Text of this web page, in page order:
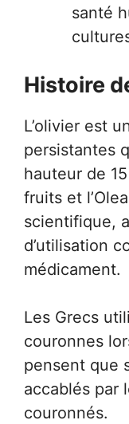
santé
Histoire
L’olivier est
persistantes
hauteur de
fruits et
scientifique,
d’utilisation
médicament.
Les Grecs
couronnes
pensent que
accablés par
couronnés.